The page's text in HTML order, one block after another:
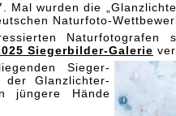
Mal wurden die
Naturfoto-
Siegerbilder-Galerie
Sieger-
der Glanzlichter-
jüngere Hände